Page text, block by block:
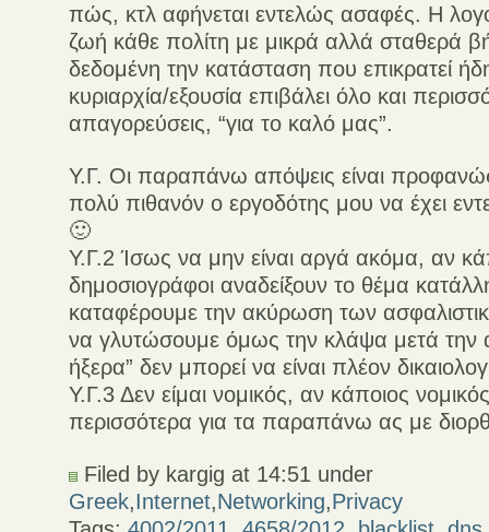
πώς, κτλ αφήνεται εντελώς ασαφές. Η
ζωή κάθε πολίτη με μικρά αλλά σταθερά
δεδομένη την κατάσταση που επικρατεί
κυριαρχία/εξουσία επιβάλει όλο και
απαγορεύσεις, “για το καλό μας”.
Υ.Γ. Οι παραπάνω απόψεις είναι
πολύ πιθανόν ο εργοδότης μου να έχει
🙂
Υ.Γ.2 Ίσως να μην είναι αργά ακόμα, αν
δημοσιογράφοι αναδείξουν το θέμα
καταφέρουμε την ακύρωση των
να γλυτώσουμε όμως την κλάψα μετά την
ήξερα” δεν μπορεί να είναι πλέον
Υ.Γ.3 Δεν είμαι νομικός, αν κάποιος
περισσότερα για τα παραπάνω ας με
Filed by kargig at 14:51 under
Greek,Internet,Networking,Privacy